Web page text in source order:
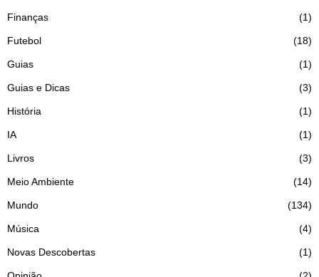
Finanças 1
Futebol 18
Guias 1
Guias e Dicas 3
História 1
IA 1
Livros 3
Meio Ambiente 14
Mundo 134
Música 4
Novas Descobertas 1